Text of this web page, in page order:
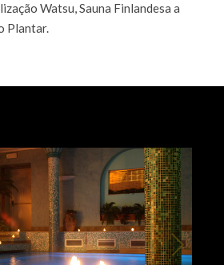
Watsu, Sauna Finlandesa a
Plantar.